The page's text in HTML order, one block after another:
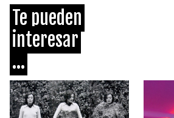
Te pueden
interesar
...